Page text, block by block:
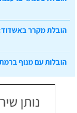
הובלת מקרר
הובלות עם מנוף